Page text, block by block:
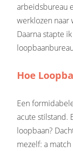
arbeidsbureau
werklozen naar
Daarna stapte
Hoe
Een
acute stilstand.
loopbaan?
mezelf: a